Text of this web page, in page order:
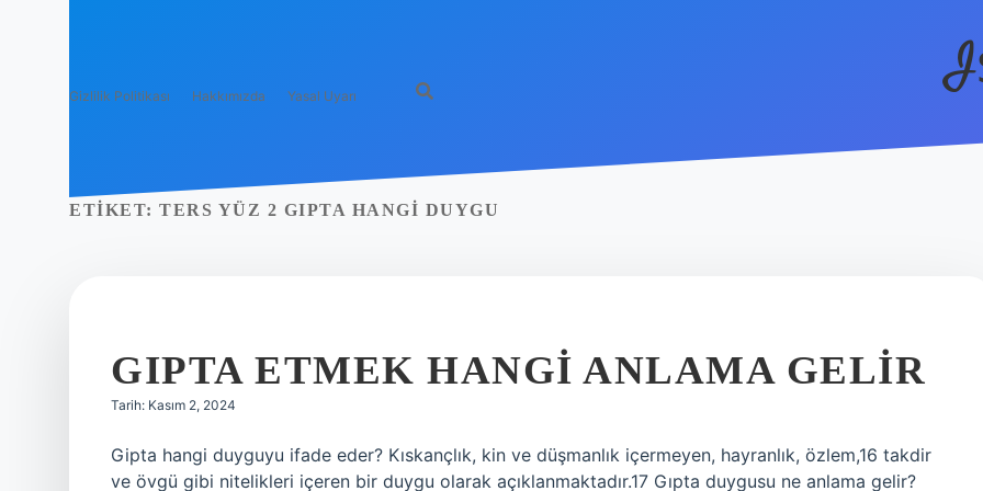
Gizlilik Politikası Hakkımızda Yasal Uyarı
ETIKET: TERS YÜZ 2 GIPTA HANGI DUYGU
GIPTA ETMEK HANGI ANLAMA GELIR
Tarih: Kasım 2, 2024
Gipta hangi duyguyu ifade eder? Kıskançlık, kin ve düşmanlık içermeyen, hayranlık, özlem,16 takdir
ve övgü gibi nitelikleri içeren bir duygu olarak açıklanmaktadır.17 Gıpta duygusu ne anlama gelir?